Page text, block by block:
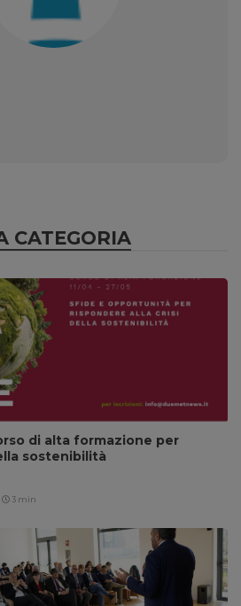
CATEGORIA
di alta formazione per
sostenibilità
3 min